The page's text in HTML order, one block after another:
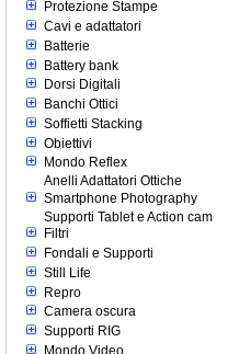
Protezione Stampe
Cavi e adattatori
Batterie
Battery bank
Dorsi Digitali
Banchi Ottici
Soffietti Stacking
Obiettivi
Mondo Reflex
Anelli Adattatori Ottiche
Smartphone Photography
Supporti Tablet e Action cam
Filtri
Fondali e Supporti
Still Life
Repro
Camera oscura
Supporti RIG
Mondo Video